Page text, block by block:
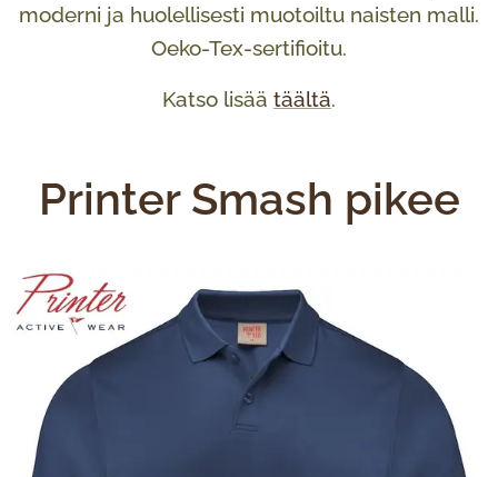
moderni ja huolellisesti muotoiltu naisten malli.
Oeko-Tex-sertifioitu.
Katso lisää täältä.
Printer Smash pikee